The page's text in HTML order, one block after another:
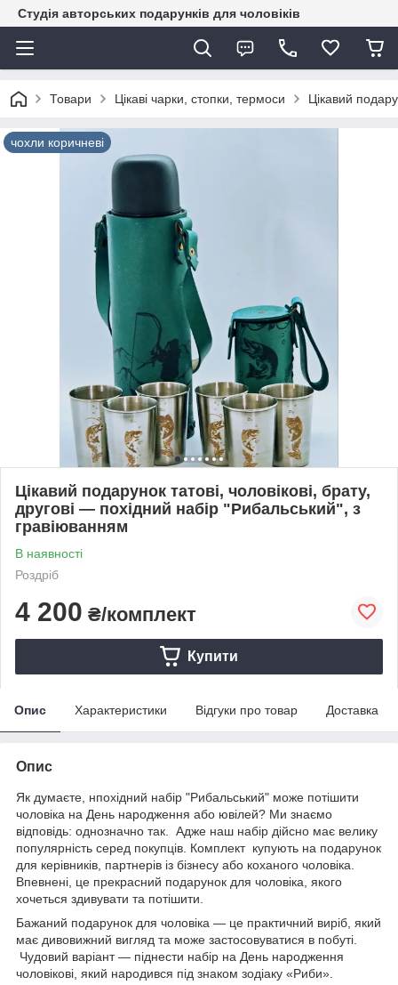
Студія авторських подарунків для чоловіків
Товари Цікаві чарки, стопки, термоси Цікавий
чохли коричневі
Цікавий подарунок татові, чоловікові, брату,
другові — похідний набір "Рибальський", з
гравіюванням
В наявності
Роздріб
4 200 ₴/комплект
Купити
Опис Характеристики Відгуки про товар Доставка
Опис
Як думаєте, нпохідний набір "Рибальський" може потішити
чоловіка на День народження або ювілей? Ми знаємо
відповідь: однозначно так. Адже наш набір дійсно має велику
популярність серед покупців. Комплект купують на подарунок
для керівників, партнерів із бізнесу або коханого чоловіка.
Впевнені, це прекрасний подарунок для чоловіка, якого
хочеться здивувати та потішити.
Бажаний подарунок для чоловіка — це практичний виріб, який
має дивовижний вигляд та може застосовуватися в побуті.
Чудовий варіант — піднести набір на День народження
чоловікові, який народився під знаком зодіаку «Риби».